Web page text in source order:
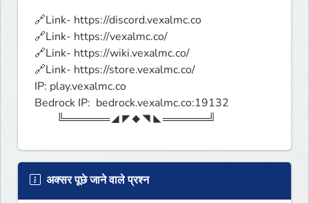
🔗Link- https://discord.vexalmc.co
🔗Link- https://vexalmc.co/
🔗Link- https://wiki.vexalmc.co/
🔗Link- https://store.vexalmc.co/
IP: play.vexalmc.co
Bedrock IP:  bedrock.vexalmc.co:19132
        ╚══════◢◤◆◥◣══════╝
अक्सर पूछे जाने वाले प्रश्न